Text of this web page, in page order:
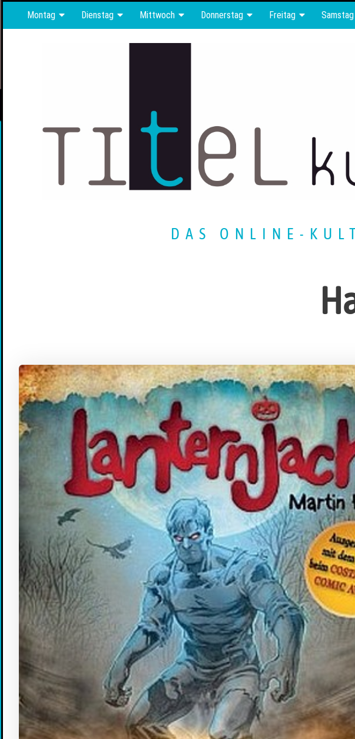
Montag Dienstag Mittwoch Donnerstag Freitag Samstag
DAS ONLINE-